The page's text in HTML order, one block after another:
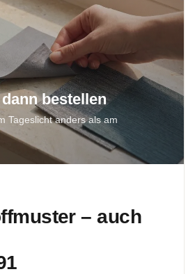
bestellen
Tageslicht anders als am
– auch